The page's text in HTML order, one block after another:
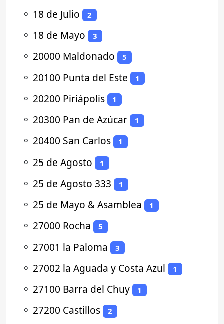
⚬ 18 de Julio 2
⚬ 18 de Mayo 3
⚬ 20000 Maldonado 5
⚬ 20100 Punta del Este 1
⚬ 20200 Piriápolis 1
⚬ 20300 Pan de Azúcar 1
⚬ 20400 San Carlos 1
⚬ 25 de Agosto 1
⚬ 25 de Agosto 333 1
⚬ 25 de Mayo & Asamblea 1
⚬ 27000 Rocha 5
⚬ 27001 la Paloma 3
⚬ 27002 la Aguada y Costa Azul 1
⚬ 27100 Barra del Chuy 1
⚬ 27200 Castillos 2